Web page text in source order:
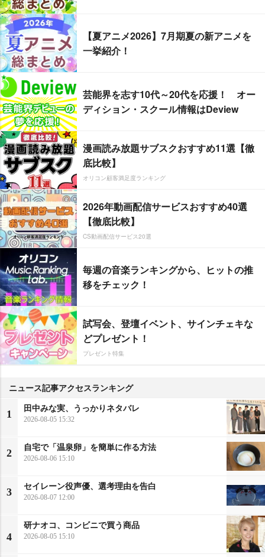
【夏アニメ2026】7月期夏の新アニメを
一挙紹介！
芸能界を志す10代～20代を応援！ オー
ディション・スクール情報はDeview
漫画読み放題サブスクおすすめ11選【徹
底比較】
オリコン顧客満足度ランキング
2026年動画配信サービスおすすめ40選
【徹底比較】
CS動画配信サービス20選
毎週の音楽ランキングから、ヒットの推
移をチェック！
試写会、登壇イベント、サインチェキな
どプレゼント！
プレゼント特集
ニュース記事アクセスランキング
1
田中みな実、うっかりネタバレ
2026-08-05 15:32
2
自宅で「温泉卵」を簡単に作る方法
2026-08-06 15:10
3
セイレーン役声優、選考理由を告白
2026-08-07 12:00
4
研ナオコ、コンビニで買う商品
2026-08-05 15:10